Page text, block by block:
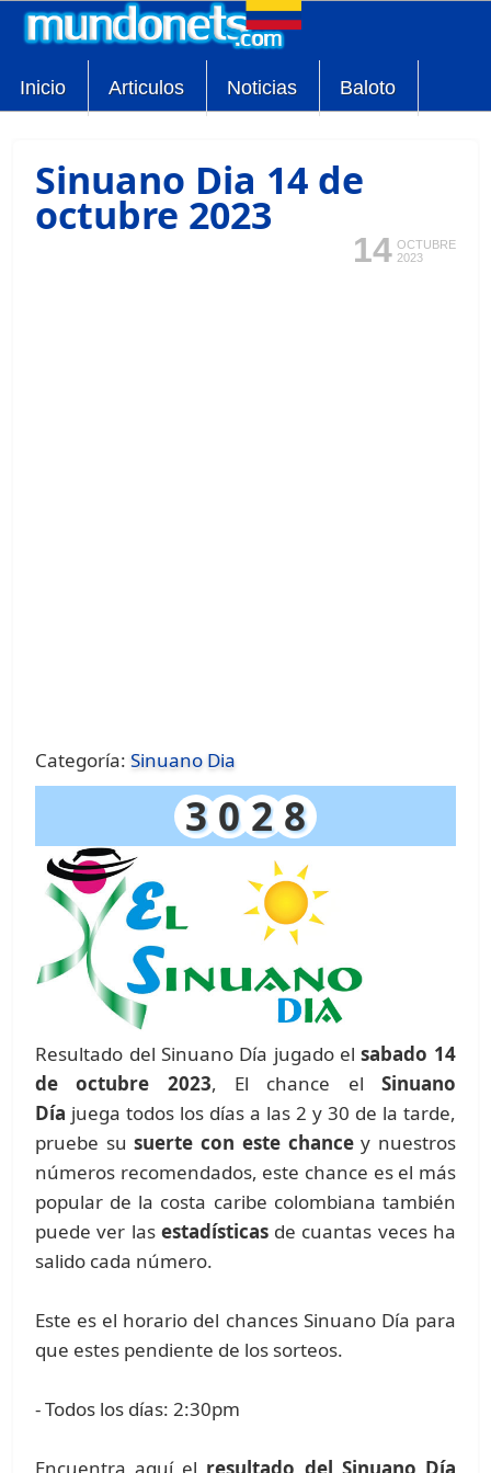
Inicio Articulos Noticias Baloto
Sinuano Dia 14 de
octubre 2023
14 OCTUBRE
2023
Categoría:Sinuano Dia
3 0 2 8
Resultado del Sinuano Día jugado elsabado 14
de octubre 2023, El chance el Sinuano
Día juega todos los días a las 2 y 30 de la tarde,
pruebe susuerte con este chancey nuestros
números recomendados, este chance es el más
popular de la costa caribe colombiana también
puede ver las estadísticas de cuantas veces ha
salido cada número.
Este es el horario del chances Sinuano Día para
que estes pendiente de los sorteos.
- Todos los días: 2:30pm